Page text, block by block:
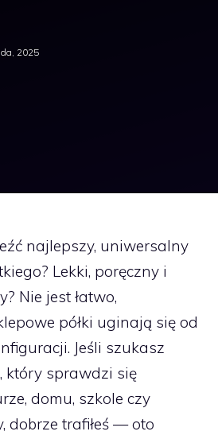
2025
najlepszy, uniwersalny
Lekki, poręczny i
Nie jest łatwo,
półki uginają się od
Jeśli szukasz
który sprawdzi się
domu, szkole czy
dobrze trafiłeś — oto